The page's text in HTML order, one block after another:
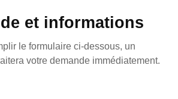
et informations
le formulaire ci-dessous, un
votre demande immédiatement.